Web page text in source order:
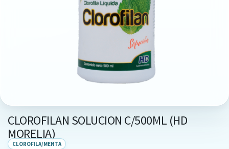
CLOROFILAN SOLUCION C/500ML (HD
MORELIA)
CLOROFILA/MENTA